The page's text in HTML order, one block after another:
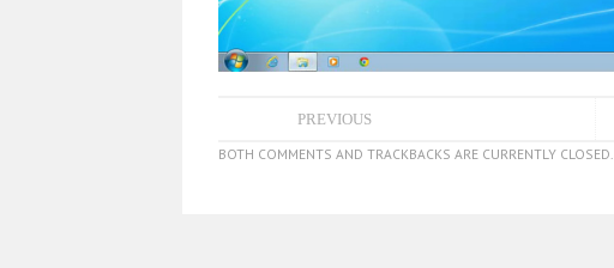
PREVIOUS
BOTH COMMENTS AND TRACKBACKS ARE CURRENTLY CLOSED.